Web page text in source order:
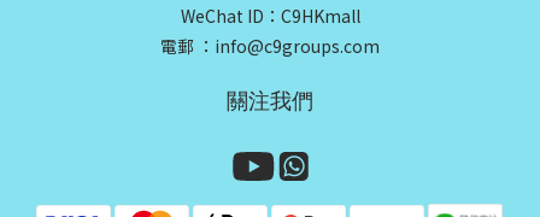
WeChat ID：C9HKmall
電郵 ：info@c9groups.com
關注我們